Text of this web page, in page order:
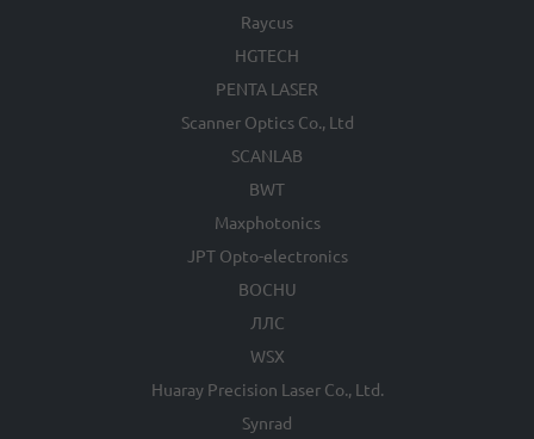
Raycus
HGTECH
PENTA LASER
Scanner Optics Co., Ltd
SCANLAB
BWT
Maxphotonics
JPT Opto-electronics
BOCHU
ЛЛС
WSX
Huaray Precision Laser Co., Ltd.
Synrad